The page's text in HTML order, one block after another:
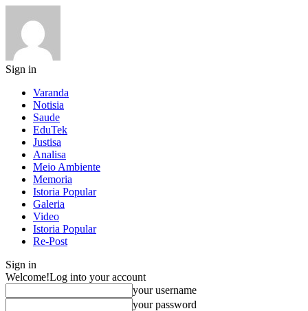
Sign in
Varanda
Notisia
Saude
EduTek
Justisa
Analisa
Meio Ambiente
Memoria
Istoria Popular
Galeria
Video
Istoria Popular
Re-Post
Sign in
Welcome!Log into your account
your username
your password